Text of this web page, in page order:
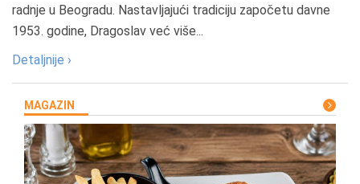
radnje u Beogradu. Nastavljajući tradiciju započetu davne
1953. godine, Dragoslav već više...
Detaljnije ›
MAGAZIN